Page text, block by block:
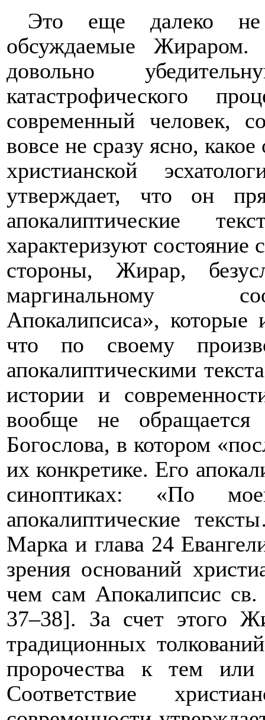
Это еще далеко не
обсуждаемые
довольно
катастрофического
современный человек,
вовсе не сразу ясно,
христианской
утверждает, что он
апокалиптические
характеризуют
стороны, Жирар,
маргинальному
Апокалипсиса», которые
что по своему
апокалиптическими
истории и
вообще не
Богослова, в котором
их конкретике. Его
синоптиках: «По
апокалиптические
Марка и глава 24
зрения оснований
чем сам Апокалипсис
37–38]. За счет этого
традиционных
пророчества к тем
Соответствие